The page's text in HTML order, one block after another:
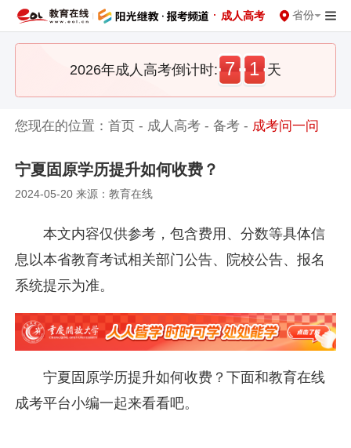
· 成人高考 省份
2026年成人高考倒计时: 7 1 天
您现在的位置：首页 - 成人高考 -备考 - 成考问一问
宁夏固原学历提升如何收费？
2024-05-20 来源：教育在线
本文内容仅供参考，包含费用、分数等具体信
息以本省教育考试相关部门公告、院校公告、报名
系统提示为准。
宁夏固原学历提升如何收费？下面和教育在线
成考平台小编一起来看看吧。